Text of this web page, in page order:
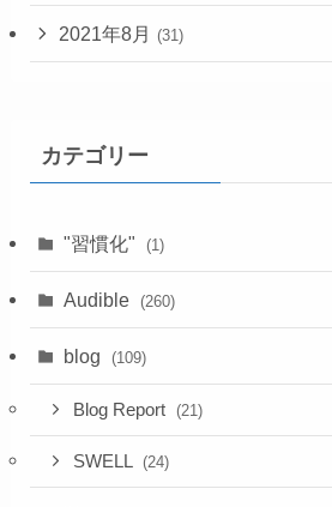
2021年8月 (31)
カテゴリー
"習慣化" (1)
Audible (260)
blog (109)
Blog Report (21)
SWELL (24)